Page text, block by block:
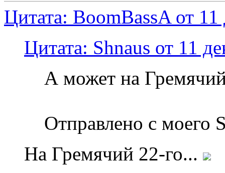
Цитата: BoomBassA от
Цитата: Shnaus от 11
А может на
Отправлено с моего
На Гремячий 22-го...